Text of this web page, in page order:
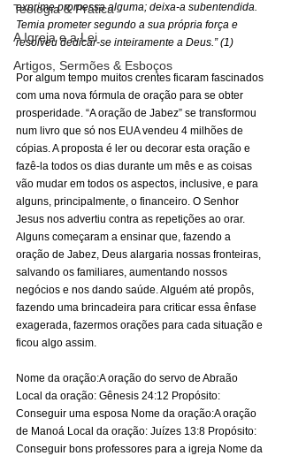
Teologia & Prática
A Igreja e a Lei
Artigos, Sermões & Esboços
exprime promessa alguma; deixa-a subentendida.
Temia prometer segundo a sua própria força e
resolveu dedicar-se inteiramente a Deus.” (1)
Por algum tempo muitos crentes ficaram fascinados
com uma nova fórmula de oração para se obter
prosperidade. “A oração de Jabez” se transformou
num livro que só nos EUA vendeu 4 milhões de
cópias. A proposta é ler ou decorar esta oração e
fazê-la todos os dias durante um mês e as coisas
vão mudar em todos os aspectos, inclusive, e para
alguns, principalmente, o financeiro. O Senhor
Jesus nos advertiu contra as repetições ao orar.
Alguns começaram a ensinar que, fazendo a
oração de Jabez, Deus alargaria nossas fronteiras,
salvando os familiares, aumentando nossos
negócios e nos dando saúde. Alguém até propôs,
fazendo uma brincadeira para criticar essa ênfase
exagerada, fazermos orações para cada situação e
ficou algo assim.
Nome da oração:A oração do servo de Abraão
Local da oração: Gênesis 24:12 Propósito:
Conseguir uma esposa Nome da oração:A oração
de Manoá Local da oração: Juízes 13:8 Propósito:
Conseguir bons professores para a igreja Nome da